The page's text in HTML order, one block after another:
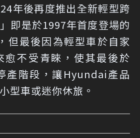
年後再度推出全新輕型跨
即是於1997年首度登場的
但最後因為輕型車於自家
愈不受青睞，使其最後於
產階段，讓Hyundai產品
型車或迷你休旅。